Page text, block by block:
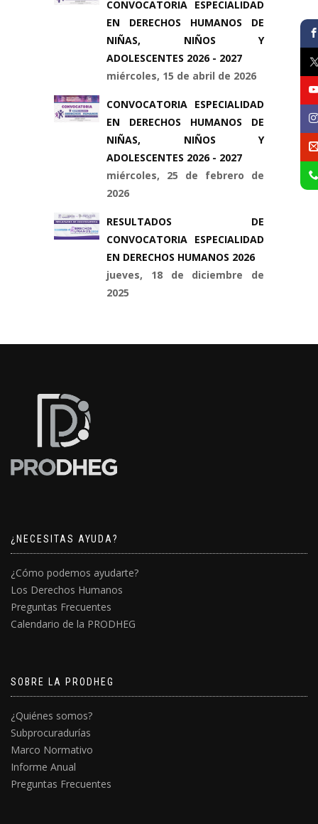
CONVOCATORIA ESPECIALIDAD
EN DERECHOS HUMANOS DE
NIÑAS, NIÑOS Y
ADOLESCENTES 2026 - 2027
miércoles, 15 de abril de 2026
CONVOCATORIA ESPECIALIDAD
EN DERECHOS HUMANOS DE
NIÑAS, NIÑOS Y
ADOLESCENTES 2026 - 2027
miércoles, 25 de febrero de
2026
RESULTADOS DE
CONVOCATORIA ESPECIALIDAD
EN DERECHOS HUMANOS 2026
jueves, 18 de diciembre de
2025
¿NECESITAS AYUDA?
¿Cómo podemos ayudarte?
Los Derechos Humanos
Preguntas Frecuentes
Calendario de la PRODHEG
SOBRE LA PRODHEG
¿Quiénes somos?
Subprocuradurías
Marco Normativo
Informe Anual
Preguntas Frecuentes